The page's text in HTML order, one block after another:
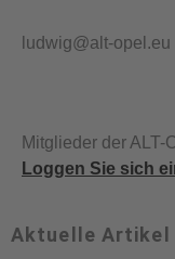
ludwig@alt-opel.eu
Mitglieder der ALT-
Loggen Sie sich
Aktuelle Artikel